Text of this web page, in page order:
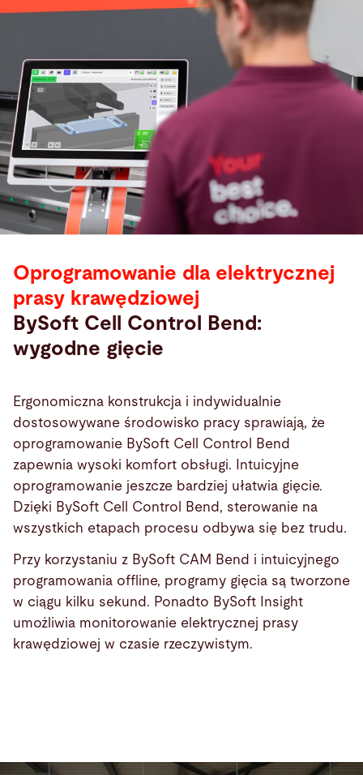
Oprogramowanie dla elektrycznej
prasy krawędziowej
BySoft Cell Control Bend:
wygodne gięcie
Ergonomiczna konstrukcja i indywidualnie
dostosowywane środowisko pracy sprawiają, że
oprogramowanie BySoft Cell Control Bend
zapewnia wysoki komfort obsługi. Intuicyjne
oprogramowanie jeszcze bardziej ułatwia gięcie.
Dzięki BySoft Cell Control Bend, sterowanie na
wszystkich etapach procesu odbywa się bez trudu.
Przy korzystaniu z BySoft CAM Bend i intuicyjnego
programowania offline, programy gięcia są tworzone
w ciągu kilku sekund. Ponadto BySoft Insight
umożliwia monitorowanie elektrycznej prasy
krawędziowej w czasie rzeczywistym.